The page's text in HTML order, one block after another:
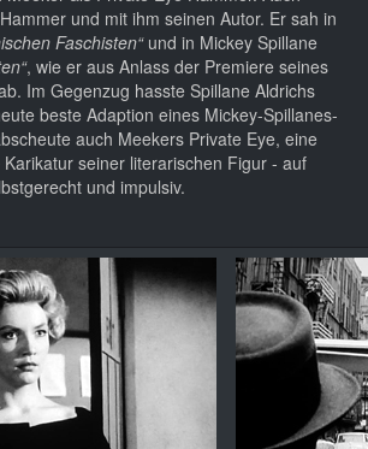
und mit ihm seinen Autor. Er sah in
Faschisten“und in Mickey Spillane
, wie er aus Anlass der Premiere seines
Im Gegenzug hasste Spillane Aldrichs
beste Adaption eines Mickey-Spillanes-
auch Meekers Private Eye, eine
seiner literarischen Figur - auf
und impulsiv.